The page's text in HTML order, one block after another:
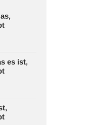
es ist,